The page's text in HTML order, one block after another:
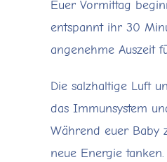
Euer Vormittag
entspannt ihr 30
angenehme Auszeit
Die salzhaltige Luft
das Immunsystem
Während euer Baby
neue Energie tanken.